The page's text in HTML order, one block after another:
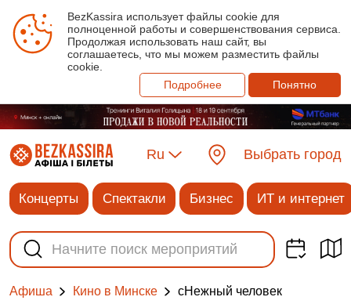
BezKassira использует файлы cookie для
полноценной работы и совершенствования сервиса.
Продолжая использовать наш сайт, вы
соглашаетесь, что мы можем разместить файлы
cookie.
Подробнее
Понятно
Ru Выбрать город
Концерты Спектакли Бизнес ИТ и интернет
Афиша Кино в Минске сНежный человек